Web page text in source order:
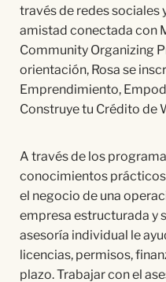
través de redes sociales
amistad conectada con
Community Organizing
orientación, Rosa se
Emprendimiento,
Construye tu Crédito de
A través de los
conocimientos
el negocio de una
empresa estructurada y
asesoría individual le
licencias, permisos,
plazo. Trabajar con el